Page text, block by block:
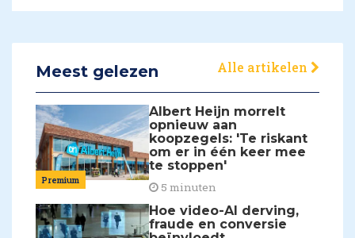
Meest gelezen Alle artikelen
Premium
Albert Heijn morrelt
opnieuw aan
koopzegels: 'Te riskant
om er in één keer mee
te stoppen'
5 minuten
Hoe video-AI derving,
fraude en conversie